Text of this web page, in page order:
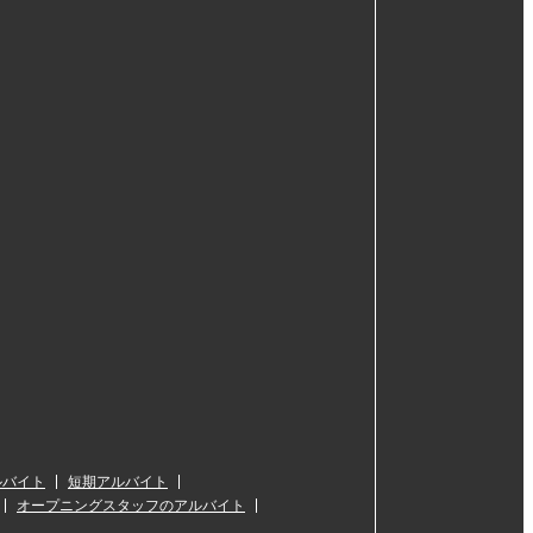
イト
短期アルバイト
オープニングスタッフのアルバイト